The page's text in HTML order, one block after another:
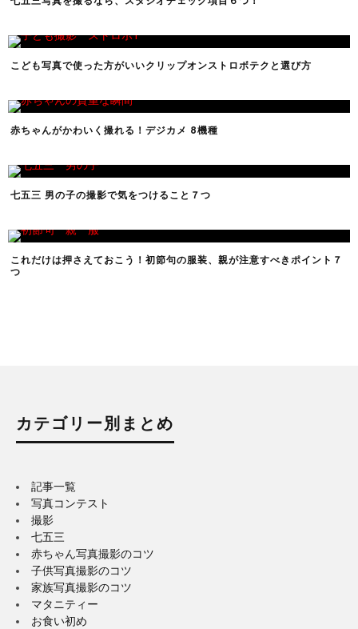
こども写真で使った方がいいクリップオンストロボテクと選び方
赤ちゃんがかわいく撮れる！デジカメ 8機種
七五三 男の子の撮影で気をつけること７つ
これだけは押さえておこう！初節句の服装、親が注意すべきポイント７
つ
カテゴリー別まとめ
記事一覧
写真コンテスト
撮影
七五三
赤ちゃん写真撮影のコツ
子供写真撮影のコツ
家族写真撮影のコツ
マタニティー
お食い初め